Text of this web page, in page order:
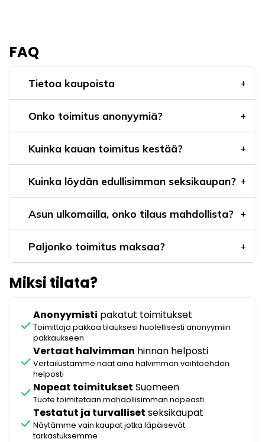
FAQ
Tietoa kaupoista
Onko toimitus anonyymiä?
Kuinka kauan toimitus kestää?
Kuinka löydän edullisimman seksikaupan?
Asun ulkomailla, onko tilaus mahdollista?
Paljonko toimitus maksaa?
Miksi tilata?
check
Anonyymisti pakatut toimitukset
Toimittaja pakkaa tilauksesi huolellisesti anonyymiin
pakkaukseen
check
Vertaat halvimman hinnan helposti
Vertailustamme näät aina halvimman vaihtoehdon
helposti
check Nopeat toimitukset Suomeen
Tuote toimitetaan mahdollisimman nopeasti
check
Testatut ja turvalliset seksikaupat
Näytämme vain kaupat jotka läpäisevät
tarkastuksemme